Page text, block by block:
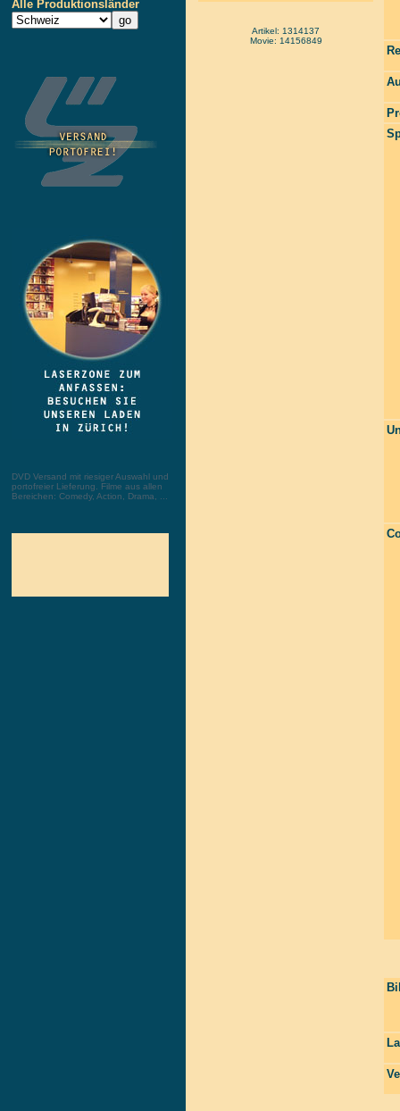
Alle Produktionsländer
DVD Versand mit riesiger Auswahl und
portofreier Lieferung. Filme aus allen
Bereichen: Comedy, Action, Drama, ...
Artikel: 1314137
Movie: 14156849